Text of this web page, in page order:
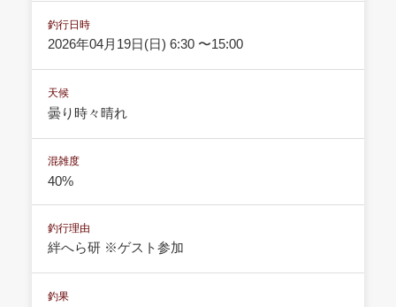
釣行日時
2026年04月19日(日) 6:30 〜15:00
天候
曇り時々晴れ
混雑度
40%
釣行理由
絆へら研 ※ゲスト参加
釣果